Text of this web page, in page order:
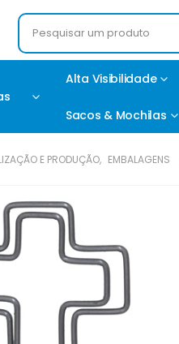
Alta Visibilidade
Sacos & Mochilas
E PRODUÇÃO, EMBALAGENS